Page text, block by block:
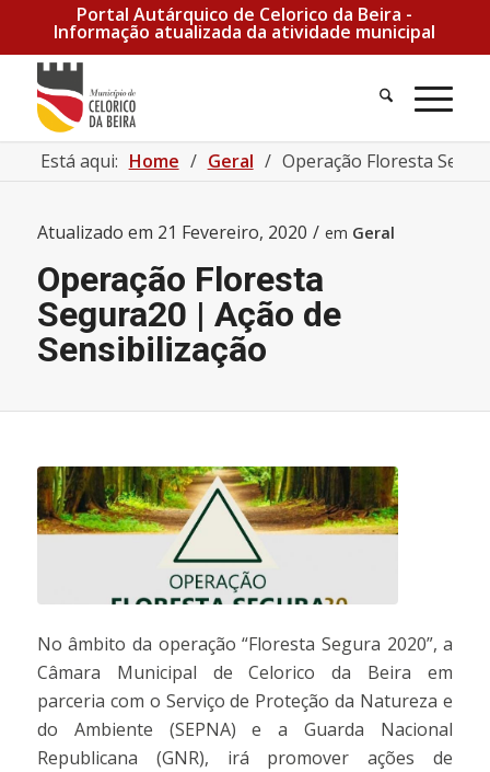
Portal Autárquico de Celorico da Beira -
Informação atualizada da atividade municipal
Pesquisa
Está aqui: Home / Geral / Operação Floresta
Atualizado em 21 Fevereiro, 2020 / em Geral
Operação Floresta
Segura20 | Ação de
Sensibilização
No âmbito da operação “Floresta Segura 2020”, a
Câmara Municipal de Celorico da Beira em
parceria com o Serviço de Proteção da Natureza e
do Ambiente (SEPNA) e a Guarda Nacional
Republicana (GNR), irá promover ações de